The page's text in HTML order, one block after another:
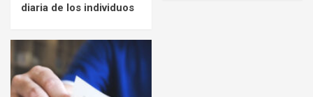
diaria de los individuos